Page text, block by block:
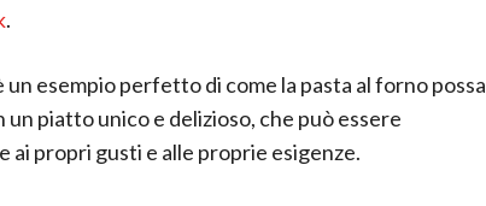
.
un esempio perfetto di come la pasta al forno possa
piatto unico e delizioso, che può essere
ai propri gusti e alle proprie esigenze.